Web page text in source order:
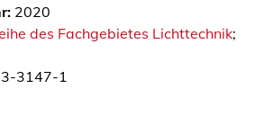
2020
des Fachgebietes Lichttechnik;
3147-1